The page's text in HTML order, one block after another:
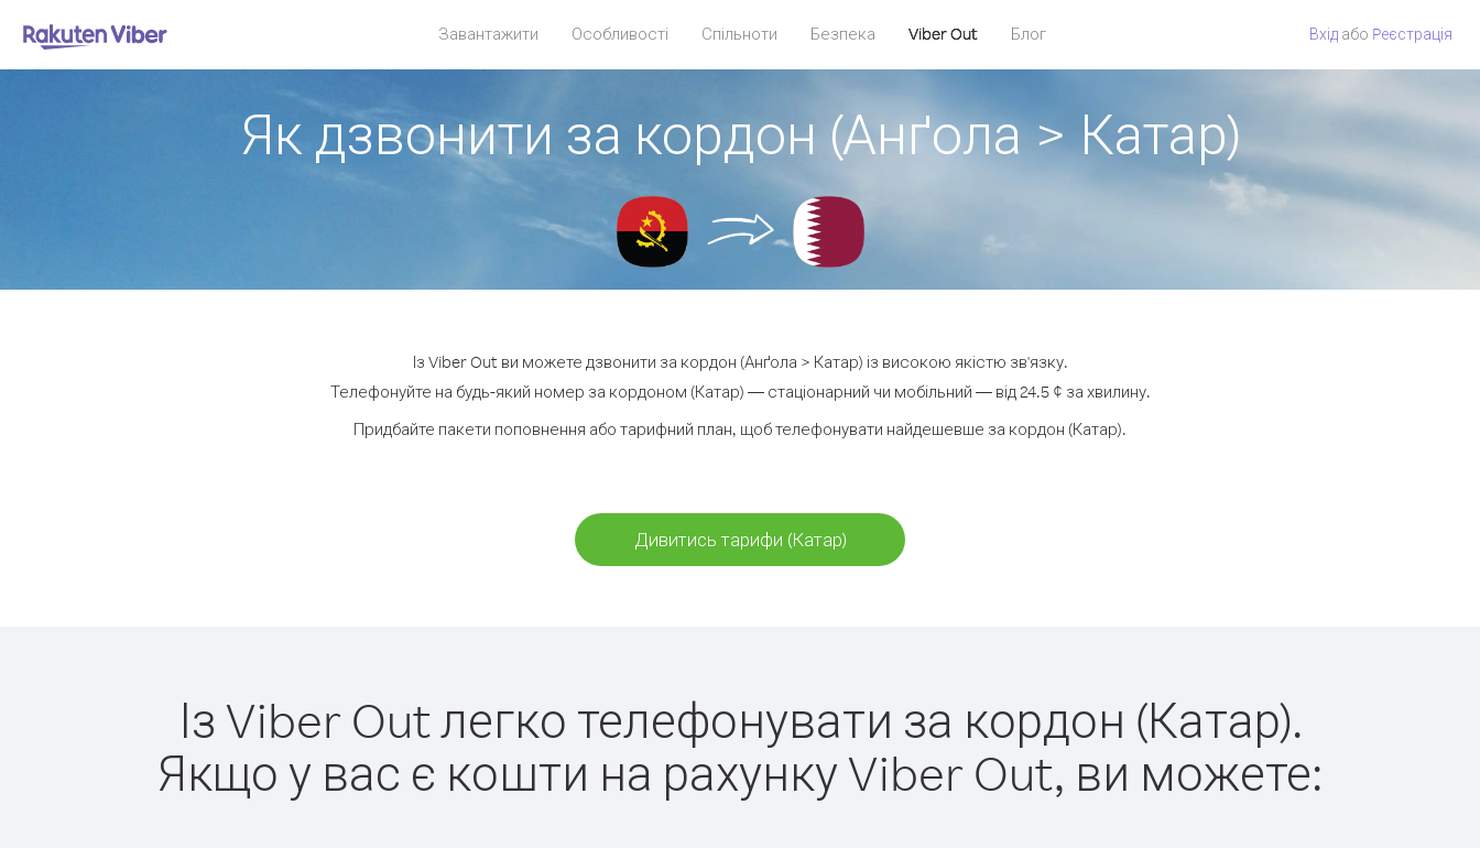
Завантажити Особливості Спільноти Безпека Viber Out Блог Вхід або Pеєстрація
Як дзвонити за кордон (Анґола > Катар)
Із Viber Out ви можете дзвонити за кордон (Анґола > Катар) із високою якістю зв'язку.
Телефонуйте на будь-який номер за кордоном (Катар) — стаціонарний чи мобільний — від 24.5 ¢ за хвилину.
Придбайте пакети поповнення або тарифний план, щоб телефонувати найдешевше за кордон (Катар).
Дивитись тарифи (Катар)
Із Viber Out легко телефонувати за кордон (Катар).
Якщо у вас є кошти на рахунку Viber Out, ви можете: